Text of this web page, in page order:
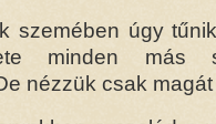
szemében úgy
minden más
nézzük csak